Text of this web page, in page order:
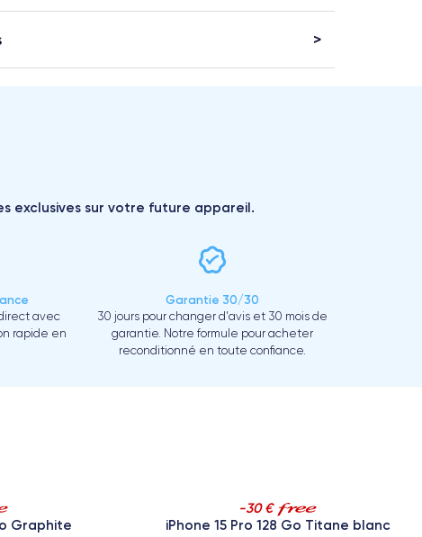
exclusives sur votre future appareil.
avec
rapide en
Garantie 30/30
30 jours pour changer d'avis et 30 mois de
garantie. Notre formule pour acheter
reconditionné en toute confiance.
Graphite
-30 €
iPhone 15 Pro 128 Go Titane blanc